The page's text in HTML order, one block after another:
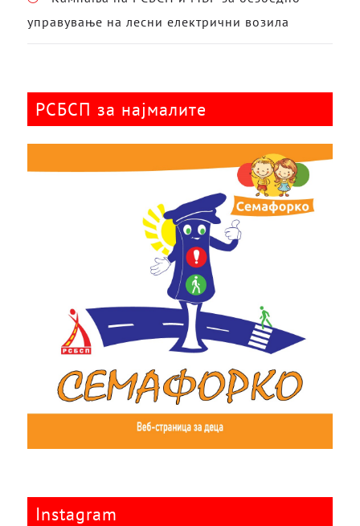
управување на лесни електрични возила
РСБСП за најмалите
Instagram